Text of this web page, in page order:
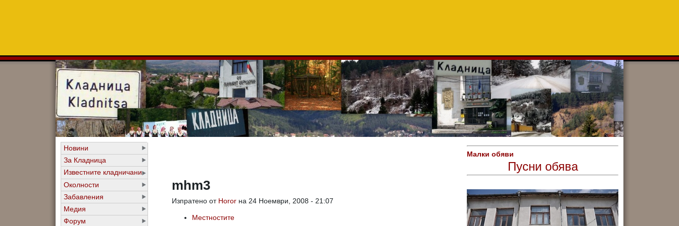
Новини
За Кладница
Известните кладничани
Околности
Забавления
Медия
Форум
Малки обяви
Пусни обява
mhm3
Изпратено от Horor на 24 Ноември, 2008 - 21:07
Местностите